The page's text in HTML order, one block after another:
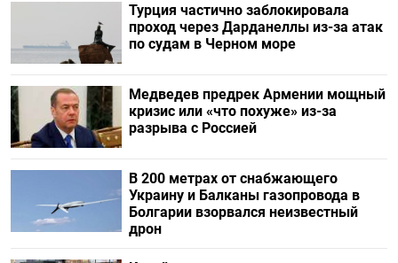
Турция частично заблокировала
проход через Дарданеллы из-за атак
по судам в Черном море
Медведев предрек Армении мощный
кризис или «что похуже» из-за
разрыва с Россией
В 200 метрах от снабжающего
Украину и Балканы газопровода в
Болгарии взорвался неизвестный
дрон